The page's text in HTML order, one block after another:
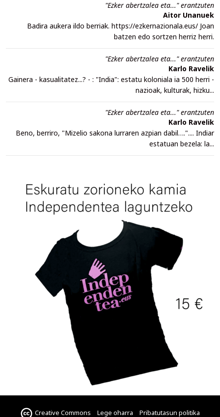
"Ezker abertzalea eta..." erantzuten
Aitor Unanuek
Badira aukera ildo berriak. https://ezkernazionala.eus/ Joan
batzen edo sortzen herriz herri.
"Ezker abertzalea eta..." erantzuten
Karlo Ravelik
Gainera - kasualitatez...? - : "India": estatu koloniala ia 500 herri -
nazioak, kulturak, hizku...
"Ezker abertzalea eta..." erantzuten
Karlo Ravelik
Beno, berriro, "Mizelio sakona lurraren azpian dabil….".... Indiar
estatuan bezela: la...
Creative Commons Lege oharra Pribatutasun politika